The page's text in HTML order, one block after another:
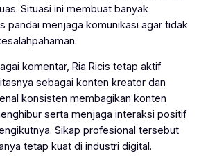
Situasi ini membuat banyak
pandai menjaga komunikasi agar tidak
komentar, Ria Ricis tetap aktif
sebagai konten kreator dan
konsisten membagikan konten
serta menjaga interaksi positif
Sikap profesional tersebut
tetap kuat di industri digital.